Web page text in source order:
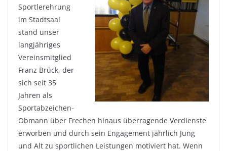
Sportlerehrung
im Stadtsaal
stand unser
langjähriges
Vereinsmitglied
Franz Brück, der
sich seit 35
Jahren als
Sportabzeichen-
Obmann über Frechen hinaus überragende Verdienste
erworben und durch sein Engagement jährlich Jung
und Alt zu sportlichen Leistungen motiviert hat. Wenn